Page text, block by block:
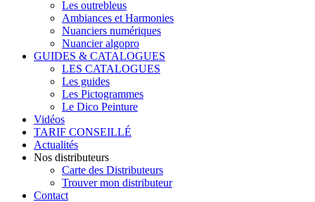
Les outrebleus
Ambiances et Harmonies
Nuanciers numériques
Nuancier algopro
GUIDES & CATALOGUES
LES CATALOGUES
Les guides
Les Pictogrammes
Le Dico Peinture
Vidéos
TARIF CONSEILLÉ
Actualités
Nos distributeurs
Carte des Distributeurs
Trouver mon distributeur
Contact